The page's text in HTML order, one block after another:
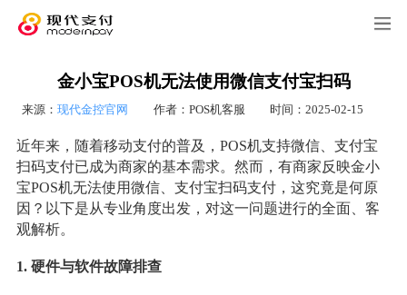
金小宝POS机无法使用微信支付宝扫码
来源： 现代金控官网 作者：POS机客服 时间：2025-02-15
近年来，随着移动支付的普及，POS机支持微信、支付宝
扫码支付已成为商家的基本需求。然而，有商家反映金小
宝POS机无法使用微信、支付宝扫码支付，这究竟是何原
因？以下是从专业角度出发，对这一问题进行的全面、客
观解析。
1. 硬件与软件故障排查